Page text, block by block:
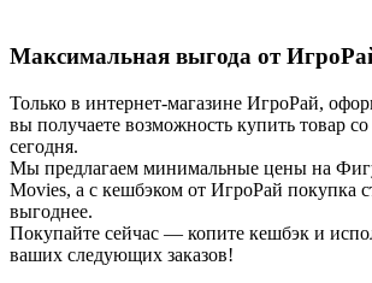
Максимальная выгода от
Только в интернет-магазине ИгроРай,
вы получаете возможность купить товар
сегодня.
Мы предлагаем минимальные цены на
Movies, а с кешбэком от ИгроРай покупка
выгоднее.
Покупайте сейчас — копите кешбэк и
ваших следующих заказов!